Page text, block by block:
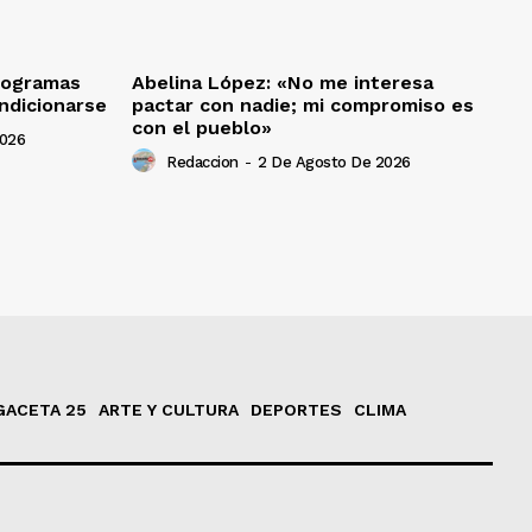
Abelina López: «No me interesa
pactar con nadie; mi compromiso es
con el pueblo»
Redaccion - 2 De Agosto De 2026
25 ARTE Y CULTURA DEPORTES CLIMA